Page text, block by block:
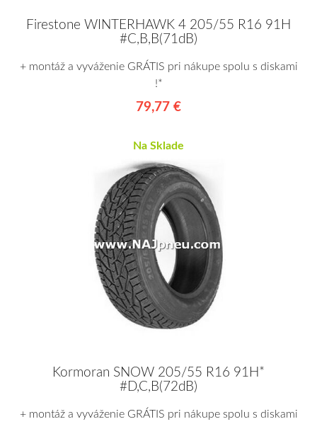
Firestone WINTERHAWK 4 205/55 R16 91H
#C,B,B(71dB)
+ montáž a vyváženie GRÁTIS pri nákupe spolu s diskami
!*
79,77 €
Na Sklade
Kormoran SNOW 205/55 R16 91H*
#D,C,B(72dB)
+ montáž a vyváženie GRÁTIS pri nákupe spolu s diskami